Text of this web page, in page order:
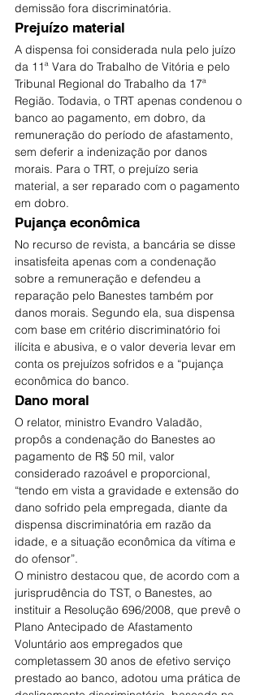
demissão fora discriminatória.
Prejuízo material
A dispensa foi considerada nula pelo juízo
da 11ª Vara do Trabalho de Vitória e pelo
Tribunal Regional do Trabalho da 17ª
Região. Todavia, o TRT apenas condenou o
banco ao pagamento, em dobro, da
remuneração do período de afastamento,
sem deferir a indenização por danos
morais. Para o TRT, o prejuízo seria
material, a ser reparado com o pagamento
em dobro.
Pujança econômica
No recurso de revista, a bancária se disse
insatisfeita apenas com a condenação
sobre a remuneração e defendeu a
reparação pelo Banestes também por
danos morais. Segundo ela, sua dispensa
com base em critério discriminatório foi
ilícita e abusiva, e o valor deveria levar em
conta os prejuízos sofridos e a “pujança
econômica do banco.
Dano moral
O relator, ministro Evandro Valadão,
propôs a condenação do Banestes ao
pagamento de R$ 50 mil, valor
considerado razoável e proporcional,
“tendo em vista a gravidade e extensão do
dano sofrido pela empregada, diante da
dispensa discriminatória em razão da
idade, e a situação econômica da vítima e
do ofensor”.
O ministro destacou que, de acordo com a
jurisprudência do TST, o Banestes, ao
instituir a Resolução 696/2008, que prevê o
Plano Antecipado de Afastamento
Voluntário aos empregados que
completassem 30 anos de efetivo serviço
prestado ao banco, adotou uma prática de